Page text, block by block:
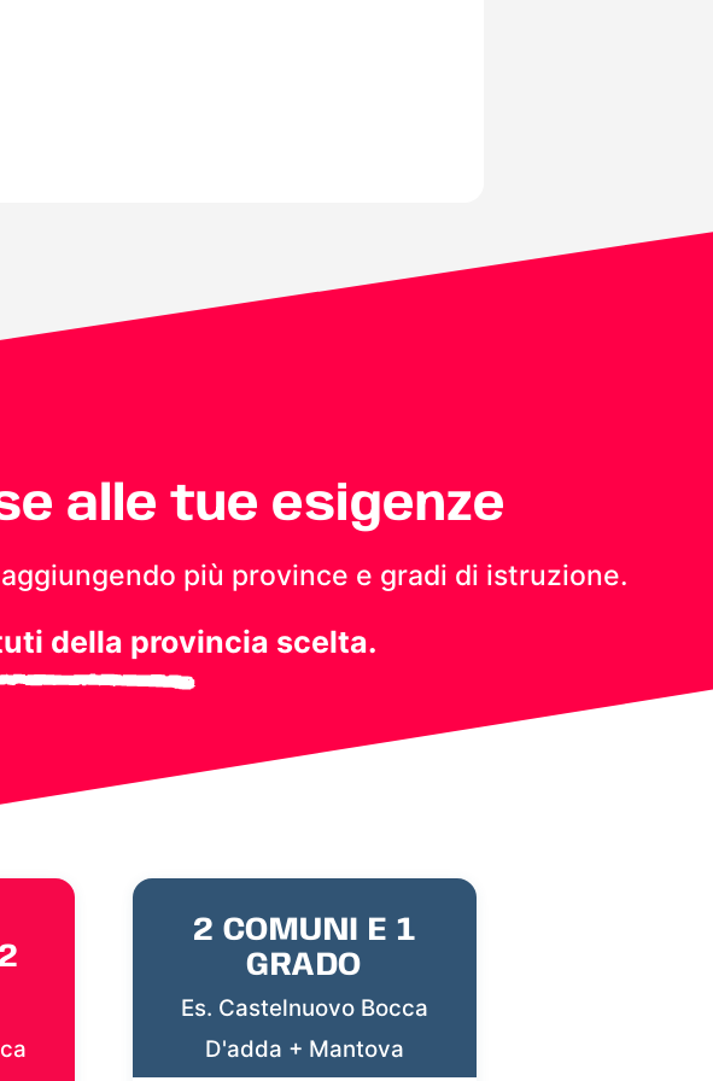
alle tue esigenze
più province e gradi di istruzione.
della provincia scelta.
2 COMUNI E 1
GRADO
Es. Castelnuovo Bocca
D'adda + Mantova